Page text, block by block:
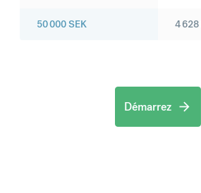
50 000SEK 4 628
Démarrez